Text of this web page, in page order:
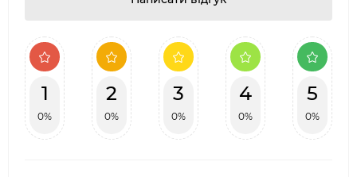
1
0%
2
0%
3
0%
4
0%
5
0%